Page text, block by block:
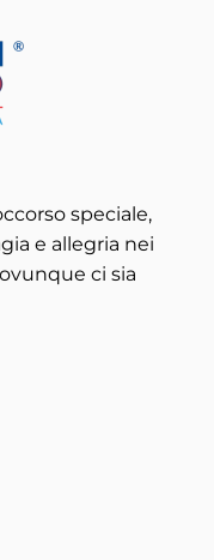
speciale,
e allegria nei
ci sia